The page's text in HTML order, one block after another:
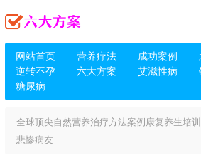
网站首页 营养疗法 成功案例
逆转不孕
六大方案 艾滋性病
糖尿病
全球顶尖自然营养治疗方法案例康复养生培
悲惨病友